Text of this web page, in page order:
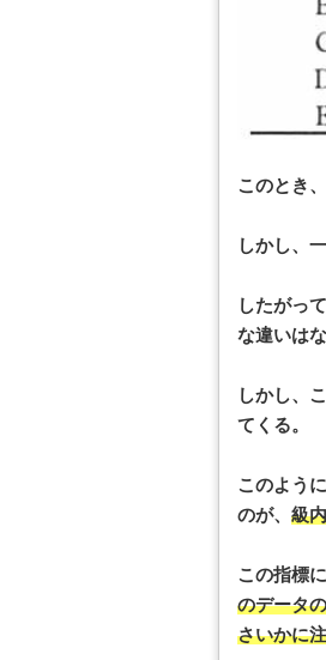
このとき
しかし、
したがっ
な違いは
しかし、
てくる。
このよう
のが、 級
この指標
のデータ
さいかに